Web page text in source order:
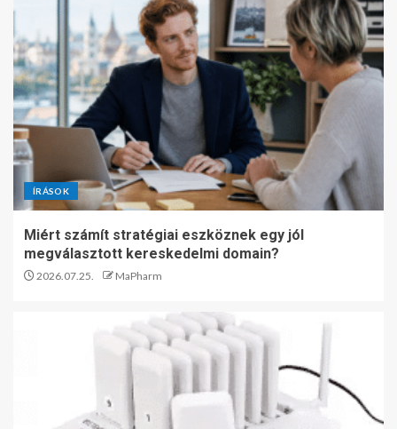
ÍRÁSOK
Miért számít stratégiai eszköznek egy jól
megválasztott kereskedelmi domain?
2026.07.25. MaPharm